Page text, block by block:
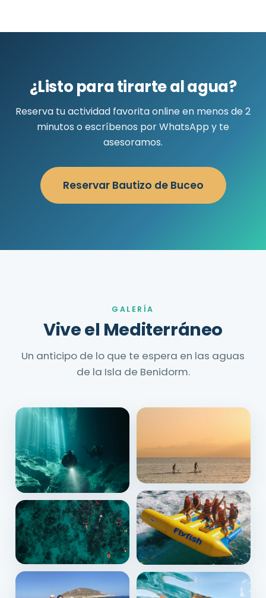
¿Listo para tirarte al agua?
Reserva tu actividad favorita online en menos de 2
minutos o escríbenos por WhatsApp y te
asesoramos.
Reservar Bautizo de Buceo
GALERÍA
Vive el Mediterráneo
Un anticipo de lo que te espera en las aguas
de la Isla de Benidorm.